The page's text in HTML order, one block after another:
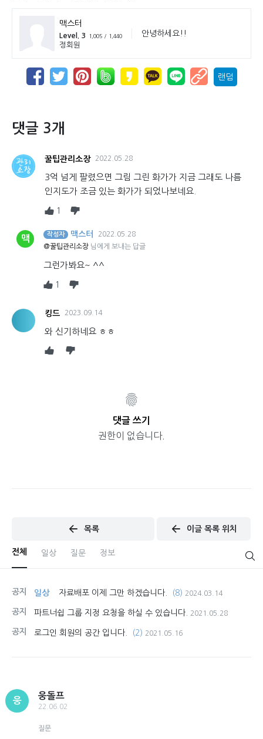
맥스터
Level. 3 1,005 / 1,440
정회원
안녕하세요!!
랜덤
댓글 3개
꿀팁관리소장 2022.05.28
3억 넘게 팔렸으면 그림 그린 화가가 지금 그래도 나름
인지도가 조금 있는 화가가 되었나보네요.
1
맥 작성자 맥스터
2022.05.28
@꿀팁관리소장 님에게 보내는 답글
그런가봐요~ ^^
1
킹드 2023.09.14
와 신기하네요 ㅎㅎ
댓글 쓰기
권한이 없습니다.
목록 이글 목록 위치
전체 일상 질문 정보
공지 일상 자료배포 이제 그만 하겠습니다. (8) 2024.03.14
공지 파트너쉽 그룹 지정 요청을 하실 수 있습니다. 2021.05.28
공지 로그인 회원의 공간 입니다. (2) 2021.05.16
웅
웅돌프
22.06.02
질문